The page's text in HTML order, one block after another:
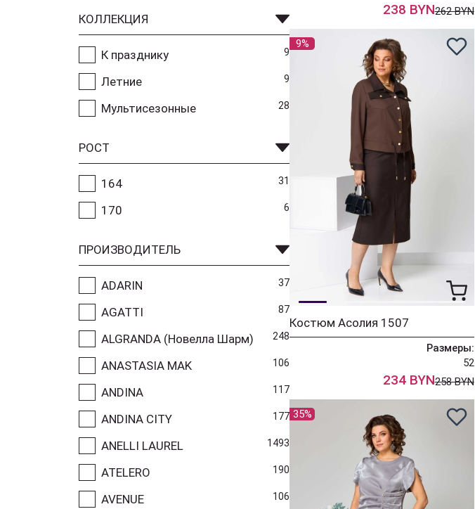
КОЛЛЕКЦИЯ
К празднику 9
Летние 9
Мультисезонные 28
РОСТ
164 31
170 6
ПРОИЗВОДИТЕЛЬ
ADARIN 37
AGATTI 87
ALGRANDA (Новелла Шарм) 248
ANASTASIA MAK 106
ANDINA 117
ANDINA CITY 177
ANELLI LAUREL 1493
ATELERO 190
AVENUE 106
238 BYN262 BYN
9%
Костюм Асолия 1507
Размеры:
52
234 BYN258 BYN
35%